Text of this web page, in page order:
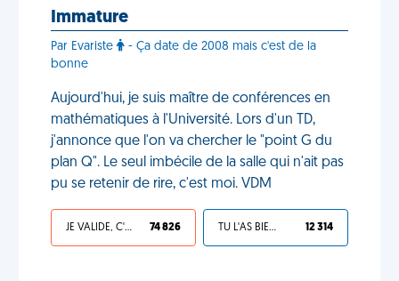
Immature
Par Evariste
- Ça date de 2008 mais c'est de la
bonne
Aujourd'hui, je suis maître de conférences en
mathématiques à l'Université. Lors d'un TD,
j'annonce que l'on va chercher le "point G du
plan Q". Le seul imbécile de la salle qui n'ait pas
pu se retenir de rire, c'est moi. VDM
JE VALIDE, C'EST UNE VDM 74 826 TU L'AS BIEN MÉRITÉ 12 314